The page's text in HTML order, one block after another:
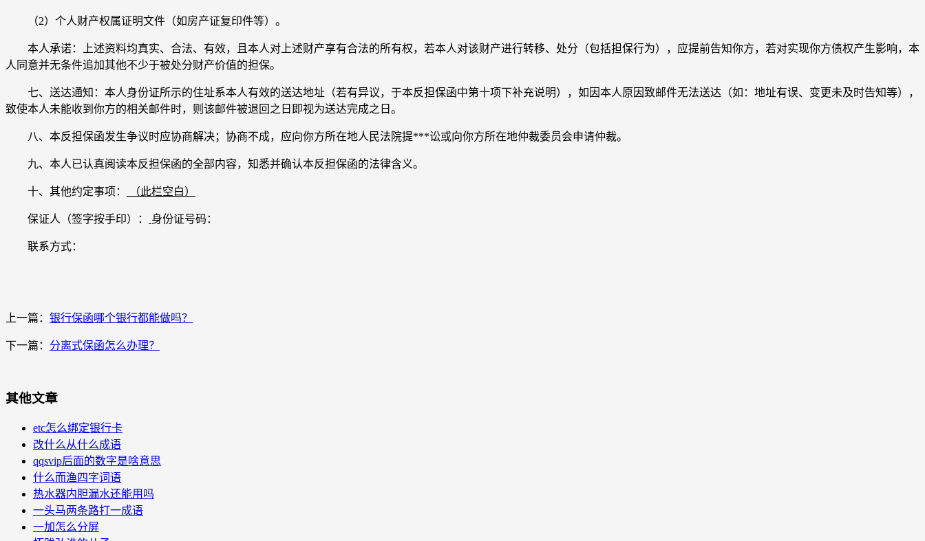
（2）个人财产权属证明文件（如房产证复印件等）。
本人承诺：上述资料均真实、合法、有效，且本人对上述财产享有合法的所有权，若本人对该财产进行转移、处分（包括担保行为），应提前告知你方，若对实现你方债权产生影响，本
人同意并无条件追加其他不少于被处分财产价值的担保。
七、送达通知：本人身份证所示的住址系本人有效的送达地址（若有异议，于本反担保函中第十项下补充说明），如因本人原因致邮件无法送达（如：地址有误、变更未及时告知等），
致使本人未能收到你方的相关邮件时，则该邮件被退回之日即视为送达完成之日。
八、本反担保函发生争议时应协商解决；协商不成，应向你方所在地人民法院提***讼或向你方所在地仲裁委员会申请仲裁。
九、本人已认真阅读本反担保函的全部内容，知悉并确认本反担保函的法律含义。
十、其他约定事项： （此栏空白）
保证人（签字按手印）： 身份证号码：
联系方式：
上一篇： 银行保函哪个银行都能做吗？
下一篇： 分离式保函怎么办理？
其他文章
etc怎么绑定银行卡
改什么从什么成语
qqsvip后面的数字是啥意思
什么而渔四字词语
热水器内胆漏水还能用吗
一头马两条路打一成语
一加怎么分屏